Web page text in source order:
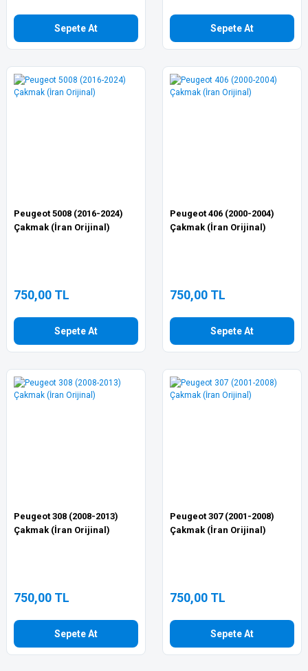
Sepete At Sepete At
Peugeot 5008 (2016-2024)
Çakmak (İran Orijinal)
750,00 TL
Sepete At
Peugeot 406 (2000-2004)
Çakmak (İran Orijinal)
750,00 TL
Sepete At
Peugeot 308 (2008-2013)
Çakmak (İran Orijinal)
750,00 TL
Sepete At
Peugeot 307 (2001-2008)
Çakmak (İran Orijinal)
750,00 TL
Sepete At